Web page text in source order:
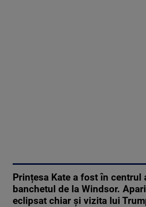
Prințesa Kate a fost în centrul
banchetul de la Windsor.
eclipsat chiar și vizita lui